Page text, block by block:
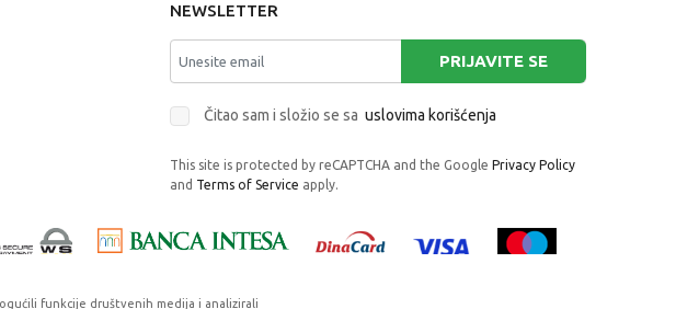
NEWSLETTER
PRIJAVITE SE
Čitao sam i složio se sa uslovima korišćenja
This site is protected by reCAPTCHA and the Google Privacy Policy
and Terms of Service apply.
funkcije društvenih medija i analizirali